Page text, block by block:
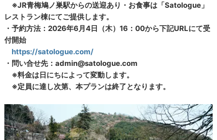
※JR青梅鳩ノ巣駅からの送迎あり・お食事は「Satologue」
レストラン棟にてご提供します。
・予約方法：2026年6月4日（木）16：00から下記URLにて受
付開始
https://satologue.com/
・問い合せ先：admin@satologue.com
※料金は日にちによって変動します。
※定員に達し次第、本プランは終了となります。